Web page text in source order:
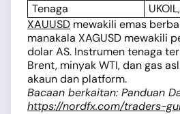
Tenaga
XAUUSD mewakili emas
manakala XAGUSD mewakili
dolar AS. Instrumen tenaga
Brent, minyak WTI, dan gas
akaun dan platform.
Bacaan berkaitan: Panduan
https://nordfx.com/traders-